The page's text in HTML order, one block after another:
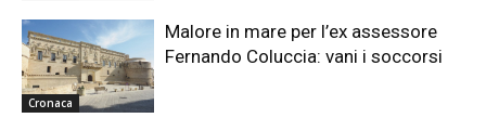
Cronaca
Malore in mare per l’ex assessore
Fernando Coluccia: vani i soccorsi